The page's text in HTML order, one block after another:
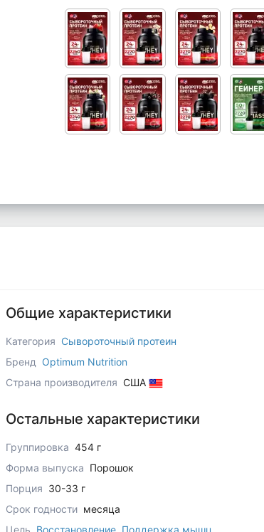
Общие характеристики
Категория Сывороточный протеин
Бренд
Optimum Nutrition
Страна производителя США
Остальные характеристики
Группировка 454 г
Форма выпуска Порошок
Порция 30-33 г
Срок годности месяца